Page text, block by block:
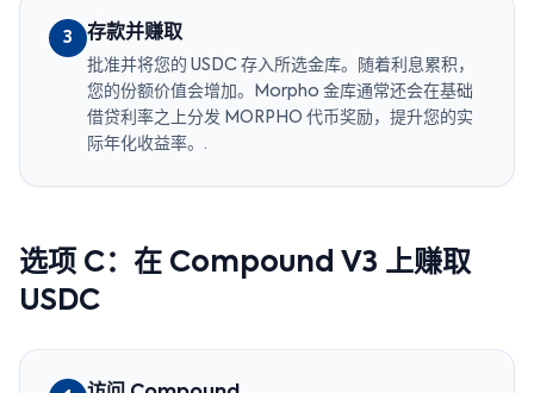
3 存款并赚取
批准并将您的 USDC 存入所选金库。随着利息累积，
您的份额价值会增加。Morpho 金库通常还会在基础
借贷利率之上分发 MORPHO 代币奖励，提升您的实
际年化收益率。.
选项 C：在 Compound V3 上赚取
USDC